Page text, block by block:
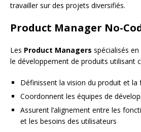
travailler sur des projets diversifiés.
Product Manager No-
Les Product Managers spécialisés
le développement de produits utilisant
Définissent la vision du produit et la
Coordonnent les équipes de
Assurent l’alignement entre les
et les besoins des utilisateurs